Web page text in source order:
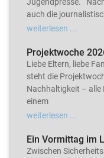
Jugendpresse.
auch die
weiterlesen ...
Projektwoche
Liebe Eltern, liebe
steht die
Nachhaltigkeit – alle
einem
weiterlesen ...
Ein Vormittag im
Zwischen